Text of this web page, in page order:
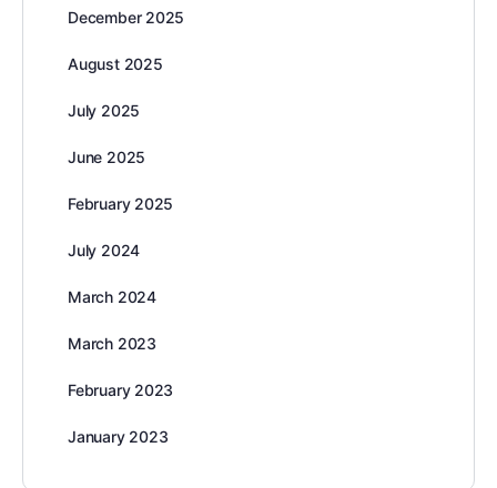
December 2025
August 2025
July 2025
June 2025
February 2025
July 2024
March 2024
March 2023
February 2023
January 2023